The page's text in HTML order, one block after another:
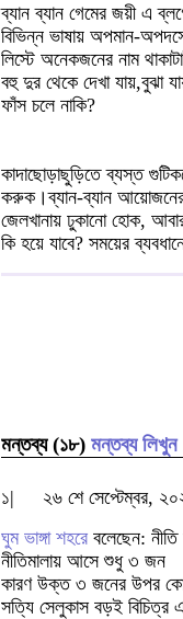
ব্যান ব্যান গেমের জয়ী এ
বিভিন্ন ভাষায় অপমান-
লিস্টে অনেকজনের নাম
বহু দুর থেকে দেখা যায়,বুঝা
ফাঁস চলে নাকি?
কাদাছোড়াছুড়িতে ব্যস্ত
করুক।ব্যান-ব্যান আয়োজনের
জেলখানায় ঢুকানো হোক,
কি হয়ে যাবে? সময়ের
মন্তব্য (১৮) মন্তব্য লিখুন
১|
২৬ শে সেপ্টেম্বর,
ঘুম ভাঙ্গা শহরে বলেছেন:
নীতিমালায় আসে শুধু ৩ জন
কারণ উক্ত ৩ জনের উপর
সত্যি সেলুকাস বড়ই বিচিত্র